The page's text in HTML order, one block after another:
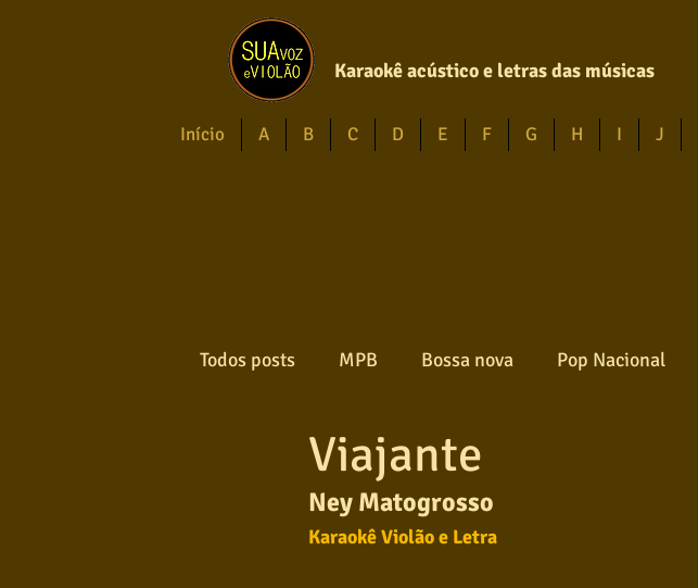
Karaokê acústico e letras das músicas
Início A B C D E F G H I J
Todos posts MPB Bossa nova Pop Nacional
Gospel Axé
Sertanejo Soul
Viajante
Ney Matogrosso
Karaokê Violão e Letra